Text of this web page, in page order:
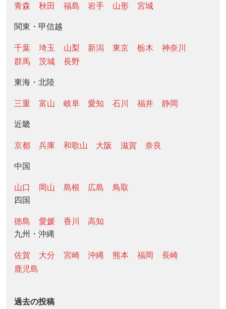
青森 秋田 福島 岩手 山形 宮城
関東・甲信越
千葉 埼玉 山梨 新潟 東京 栃木
神奈川
群馬
茨城 長野
東海・北陸
三重 富山 岐阜 愛知 石川 福井 静岡
近畿
京都 兵庫 和歌山 大阪 滋賀 奈良
中国
山口 岡山 島根 広島
鳥取
四国
徳島 愛媛 香川
高知
九州・沖縄
佐賀 大分 宮崎 沖縄 熊本 福岡
長崎
鹿児島
過去の投稿